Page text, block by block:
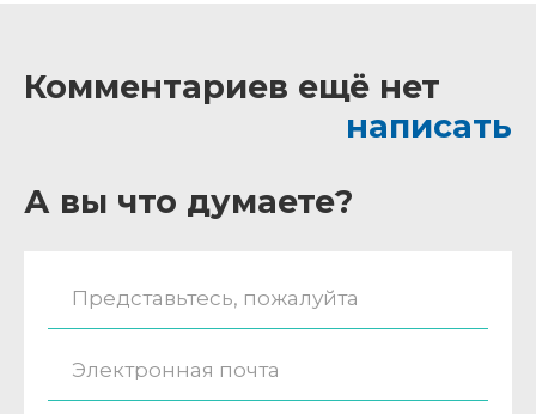
Комментариев ещё нет
написать
А вы что думаете?